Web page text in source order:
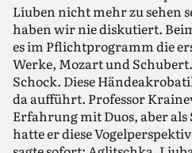
Liuben nicht mehr zu sehen
haben wir nie diskutiert.
es im Pflichtprogramm die
Werke, Mozart und
Schock. Diese
da aufführt. Professor
Erfahrung mit Duos, aber als
hatte er diese